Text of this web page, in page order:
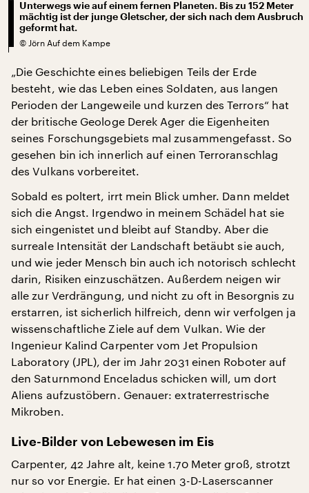
Unterwegs wie auf einem fernen Planeten. Bis zu 152 Meter
mächtig ist der junge Gletscher, der sich nach dem Ausbruch
geformt hat.
© Jörn Auf dem Kampe
„Die Geschichte eines beliebigen Teils der Erde
besteht, wie das Leben eines Soldaten, aus langen
Perioden der Langeweile und kurzen des Terrors“ hat
der britische Geologe Derek Ager die Eigenheiten
seines Forschungsgebiets mal zusammengefasst. So
gesehen bin ich innerlich auf einen Terroranschlag
des Vulkans vorbereitet.
Sobald es poltert, irrt mein Blick umher. Dann meldet
sich die Angst. Irgendwo in meinem Schädel hat sie
sich eingenistet und bleibt auf Standby. Aber die
surreale Intensität der Landschaft betäubt sie auch,
und wie jeder Mensch bin auch ich notorisch schlecht
darin, Risiken einzuschätzen. Außerdem neigen wir
alle zur Verdrängung, und nicht zu oft in Besorgnis zu
erstarren, ist sicherlich hilfreich, denn wir verfolgen ja
wissenschaftliche Ziele auf dem Vulkan. Wie der
Ingenieur Kalind Carpenter vom Jet Propulsion
Laboratory (JPL), der im Jahr 2031 einen Roboter auf
den Saturnmond Enceladus schicken will, um dort
Aliens aufzustöbern. Genauer: extraterrestrische
Mikroben.
Live-Bilder von Lebewesen im Eis
Carpenter, 42 Jahre alt, keine 1.70 Meter groß, strotzt
nur so vor Energie. Er hat einen 3-D-Laserscanner